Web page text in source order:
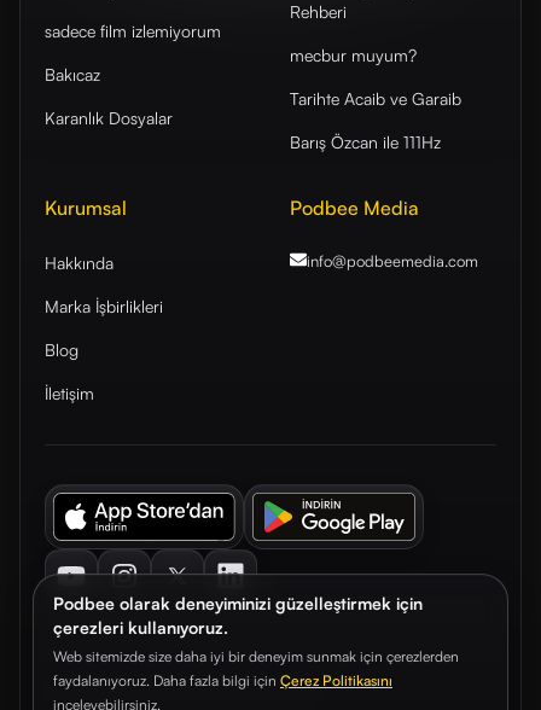
Podbee olarak deneyiminizi güzelleştirmek için
çerezleri kullanıyoruz.
Web sitemizde size daha iyi bir deneyim sunmak için çerezlerden
faydalanıyoruz. Daha fazla bilgi için Çerez Politikasını
inceleyebilirsiniz.
sadece film izlemiyorum
Bakıcaz
Karanlık Dosyalar
Rehberi
mecbur muyum?
Tarihte Acaib ve Garaib
Barış Özcan ile 111Hz
Kurumsal
Hakkında
Marka İşbirlikleri
Blog
İletişim
Podbee Media
info@podbeemedia.com
© 2026. Podbee Media. Tüm hakları saklıdır.